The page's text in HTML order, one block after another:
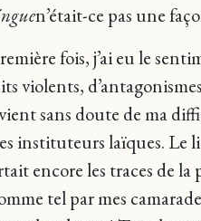
n’était-ce pas une
fois, j’ai eu le
violents,
sans doute de ma
instituteurs laïques. Le
encore les traces de
tel par mes